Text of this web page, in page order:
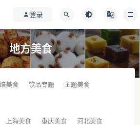
登录
地方美食
美食 饮品专题
主题美食
上海美食 重庆美食
河北美食